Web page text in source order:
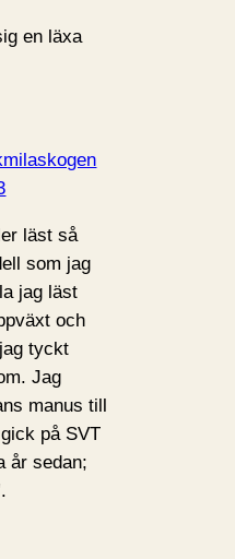
en läxa
läst så
som jag
jag läst
och
tyckt
Jag
manus till
på SVT
år sedan;